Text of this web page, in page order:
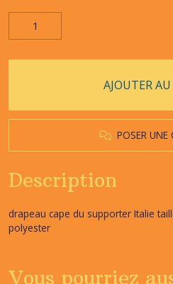
AJOUTER
POSER UNE
Description
drapeau cape du supporter Italie
polyester
Vous pourriez